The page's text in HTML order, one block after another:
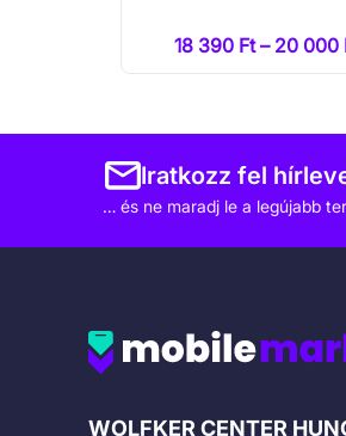
18 390 Ft – 20 000
Iratkozz fel
… és ne maradj le a legújabb
Cégadatok
WOLFKER CENTER